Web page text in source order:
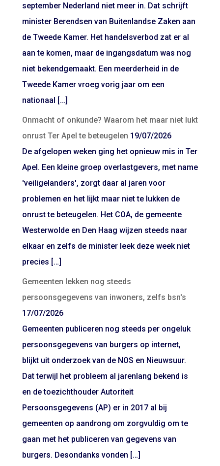
september Nederland niet meer in. Dat schrijft
minister Berendsen van Buitenlandse Zaken aan
de Tweede Kamer. Het handelsverbod zat er al
aan te komen, maar de ingangsdatum was nog
niet bekendgemaakt. Een meerderheid in de
Tweede Kamer vroeg vorig jaar om een
nationaal […]
Onmacht of onkunde? Waarom het maar niet lukt
onrust Ter Apel te beteugelen 19/07/2026
De afgelopen weken ging het opnieuw mis in Ter
Apel. Een kleine groep overlastgevers, met name
'veiligelanders', zorgt daar al jaren voor
problemen en het lijkt maar niet te lukken de
onrust te beteugelen. Het COA, de gemeente
Westerwolde en Den Haag wijzen steeds naar
elkaar en zelfs de minister leek deze week niet
precies […]
Gemeenten lekken nog steeds
persoonsgegevens van inwoners, zelfs bsn's
17/07/2026
Gemeenten publiceren nog steeds per ongeluk
persoonsgegevens van burgers op internet,
blijkt uit onderzoek van de NOS en Nieuwsuur.
Dat terwijl het probleem al jarenlang bekend is
en de toezichthouder Autoriteit
Persoonsgegevens (AP) er in 2017 al bij
gemeenten op aandrong om zorgvuldig om te
gaan met het publiceren van gegevens van
burgers. Desondanks vonden […]